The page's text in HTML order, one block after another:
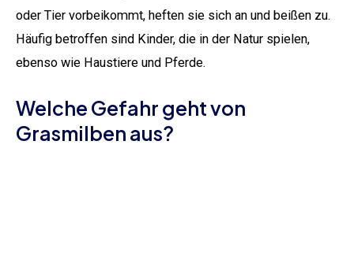
oder Tier vorbeikommt, heften sie sich an und beißen zu.
Häufig betroffen sind Kinder, die in der Natur spielen,
ebenso wie Haustiere und Pferde.
Welche Gefahr geht von
Grasmilben aus?